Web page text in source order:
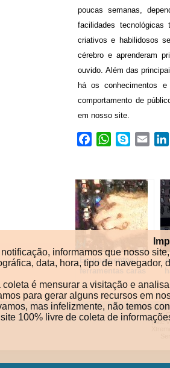
poucas semanas,
facilidades
criativos e habilidosos
cérebro e aprenderam
ouvido. Além das
há os conhecimentos e
comportamento de
em nosso site.
FacebookWhatsApp
Skype Email
Equipamentos /
ferramentas caras
e o segredo para
ser bom de
verdade
Xtreme-DJ|
(Site
informamos que nosso
data, hora, tipo de
é mensurar a visitação e
para gerar alguns recursos em
mas infelizmente, não temos
100% livre de coleta de